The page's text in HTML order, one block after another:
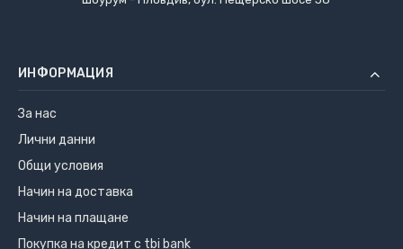
ИНФОРМАЦИЯ
За нас
Лични данни
Общи условия
Начин на доставка
Начин на плащане
Покупка на кредит с tbi bank